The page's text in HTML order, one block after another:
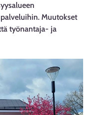
Muutokset
työnantaja- ja